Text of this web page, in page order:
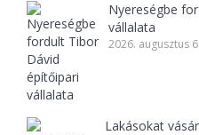
Nyereségbe
vállalata
2026. augusztus
Lakásokat